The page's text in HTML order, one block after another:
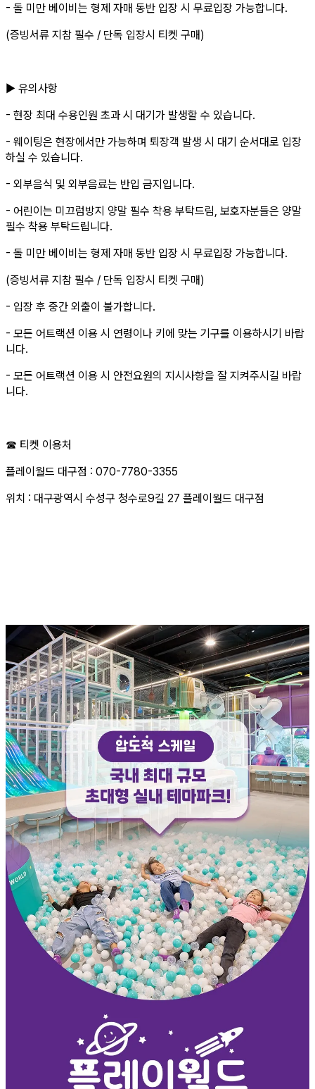
- 돌 미만 베이비는 형제 자매 동반 입장 시 무료입장 가능합니다.
(증빙서류 지참 필수 / 단독 입장시 티켓 구매)
▶ 유의사항
- 현장 최대 수용인원 초과 시 대기가 발생할 수 있습니다.
- 웨이팅은 현장에서만 가능하며 퇴장객 발생 시 대기 순서대로 입장
하실 수 있습니다.
- 외부음식 및 외부음료는 반입 금지입니다.
- 어린이는 미끄럼방지 양말 필수 착용 부탁드림, 보호자분들은 양말
필수 착용 부탁드립니다.
- 돌 미만 베이비는 형제 자매 동반 입장 시 무료입장 가능합니다.
(증빙서류 지참 필수 / 단독 입장시 티켓 구매)
- 입장 후 중간 외출이 불가합니다.
- 모든 어트랙션 이용 시 연령이나 키에 맞는 기구를 이용하시기 바랍
니다.
- 모든 어트랙션 이용 시 안전요원의 지시사항을 잘 지켜주시길 바랍
니다.
☎ 티켓 이용처
플레이월드 대구점 : 070-7780-3355
위치 : 대구광역시 수성구 청수로9길 27 플레이월드 대구점